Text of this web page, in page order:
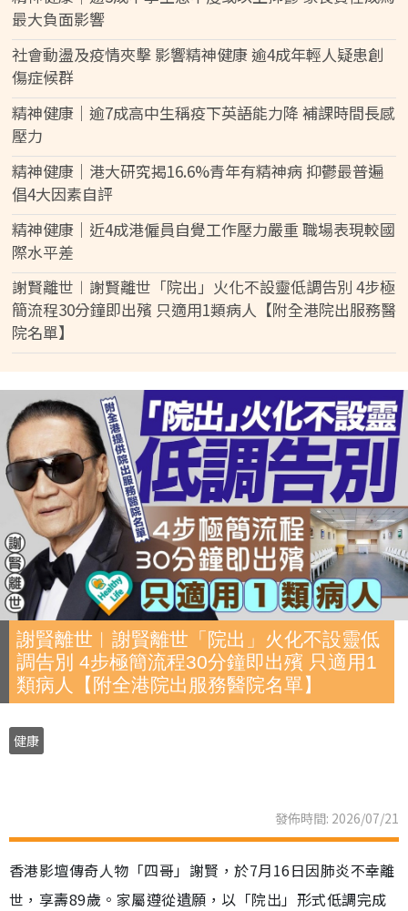
最大負面影響
社會動盪及疫情夾擊 影響精神健康 逾4成年輕人疑患創
傷症候群
精神健康｜逾7成高中生稱疫下英語能力降 補課時間長感
壓力
精神健康｜港大研究揭16.6%青年有精神病 抑鬱最普遍
倡4大因素自評
精神健康｜近4成港僱員自覺工作壓力嚴重 職場表現較國
際水平差
謝賢離世︱謝賢離世「院出」火化不設靈低調告別 4步極
簡流程30分鐘即出殯 只適用1類病人【附全港院出服務醫
院名單】
謝賢離世︱謝賢離世「院出」火化不設靈低
調告別 4步極簡流程30分鐘即出殯 只適用1
類病人【附全港院出服務醫院名單】
健康
發佈時間: 2026/07/21
香港影壇傳奇人物「四哥」謝賢，於7月16日因肺炎不幸離
世，享壽89歲。家屬遵從遺願，以「院出」形式低調完成